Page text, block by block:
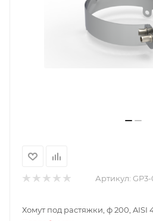
Артикул:
Хомут под растяжки, ф 200, AISI